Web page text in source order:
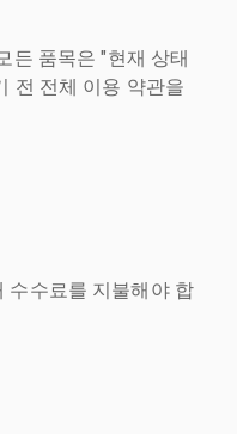
든 품목은 "현재 상태
전 전체 이용 약관을
수수료를 지불해야 합